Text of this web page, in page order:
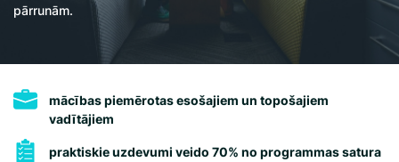
pārrunām.
mācības piemērotas esošajiem un topošajiem
vadītājiem
praktiskie uzdevumi veido 70% no programmas satura